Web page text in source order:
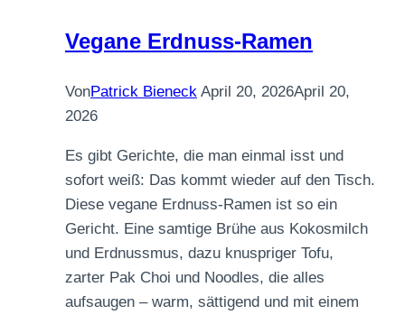
Vegane Erdnuss-Ramen
VonPatrick Bieneck April 20, 2026April 20,
2026
Es gibt Gerichte, die man einmal isst und
sofort weiß: Das kommt wieder auf den Tisch.
Diese vegane Erdnuss-Ramen ist so ein
Gericht. Eine samtige Brühe aus Kokosmilch
und Erdnussmus, dazu knuspriger Tofu,
zarter Pak Choi und Noodles, die alles
aufsaugen – warm, sättigend und mit einem